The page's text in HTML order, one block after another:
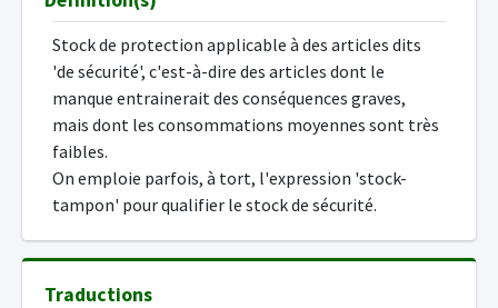
Stock de protection applicable à des articles dits
'de sécurité', c'est-à-dire des articles dont le
manque entrainerait des conséquences graves,
mais dont les consommations moyennes sont très
faibles.
On emploie parfois, à tort, l'expression 'stock-
tampon' pour qualifier le stock de sécurité.
Traductions